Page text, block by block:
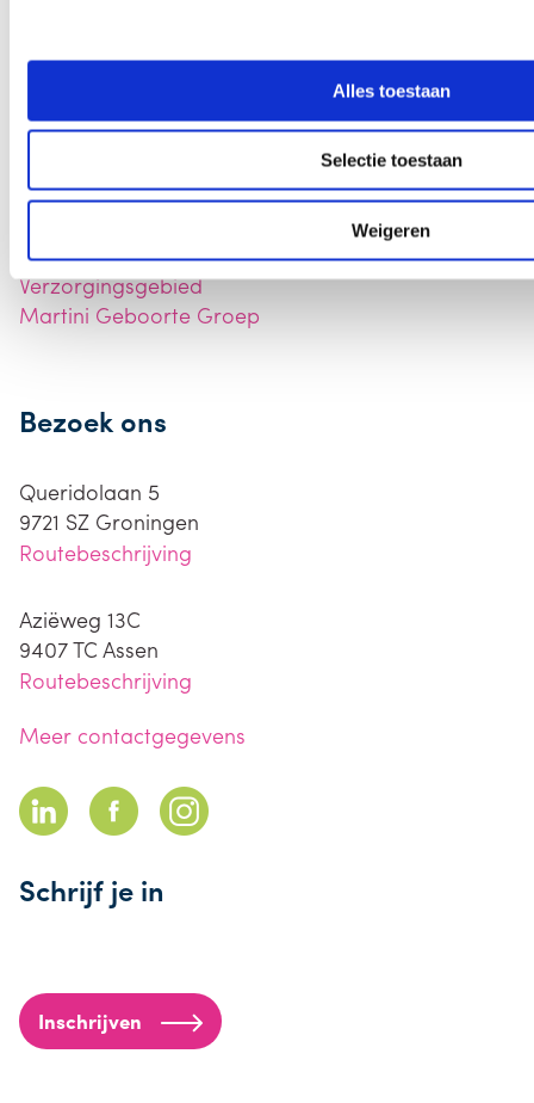
Alles toestaan
Selectie toestaan
Weigeren
Checklist bevalling en babyuitzet
Over ons
Over ons
Verzorgingsgebied
Martini Geboorte Groep
Bezoek ons
Queridolaan 5
9721 SZ Groningen
Routebeschrijving
Aziëweg 13C
9407 TC Assen
Routebeschrijving
Meer contactgegevens
Schrijf je in
Inschrijven